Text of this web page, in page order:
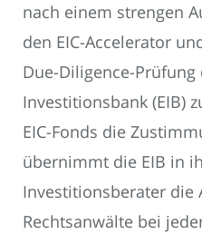
nach einem strengen
den EIC-Accelerator
Due-Diligence-
Investitionsbank (EIB)
EIC-Fonds die
übernimmt die EIB in
Investitionsberater die
Rechtsanwälte bei